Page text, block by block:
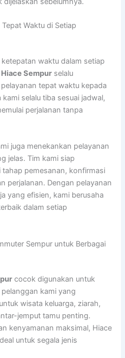
Waktu di Setiap
waktu dalam setiap
Sempur selalu
tepat waktu kepada
selalu tiba sesuai jadwal,
perjalanan tanpa
juga menekankan pelayanan
jelas. Tim kami siap
pemesanan, konfirmasi
perjalanan. Dengan pelayanan
yang efisien, kami berusaha
dalam setiap
Sempur untuk Berbagai
cocok digunakan untuk
kami yang
wisata keluarga, ziarah,
jemput tamu penting.
kenyamanan maksimal, Hiace
untuk segala jenis